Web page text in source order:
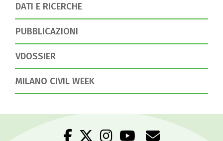
DATI E RICERCHE
PUBBLICAZIONI
VDOSSIER
MILANO CIVIL WEEK